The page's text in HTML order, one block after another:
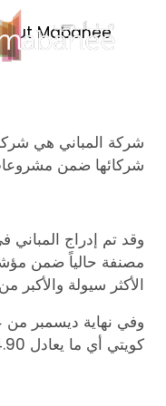
Mabanee
شركة المباني هي
شركائها ضمن
الأكثر سيولة والأكبر
كويتي أي ما يعادل 4.90 مليار دولار أمريكي.